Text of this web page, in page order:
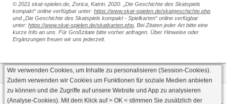
© 2021 skat-spielen.de, Zorica, Katrin. 2020. „Die Geschichte des Skatspiels
kompakt“ online verfügbar unter: https://www.skat-spielen.de/skatgeschichte.php
und „Die Geschichte des Skatspiels kompakt - Spielkarten“ online verfügbar
unter: https://www.skat-spielen.de/skatkarten.php , Bei Zitaten jeder Art bitte eine
kurze Info an uns. Für Großzitate bitte vorher anfragen. Über Hinweise oder
Ergänzungen freuen wir uns jederzeit.
Wir verwenden Cookies, um Inhalte zu personalisieren (Session-Cookies).
Zudem verwenden wir Cookies um Funktionen für soziale Medien anbieten
zu können und die Zugriffe auf unsere Website und App zu analysieren
(Analyse-Cookies). Mit dem Klick auf> OK < stimmen Sie zusätzlich der